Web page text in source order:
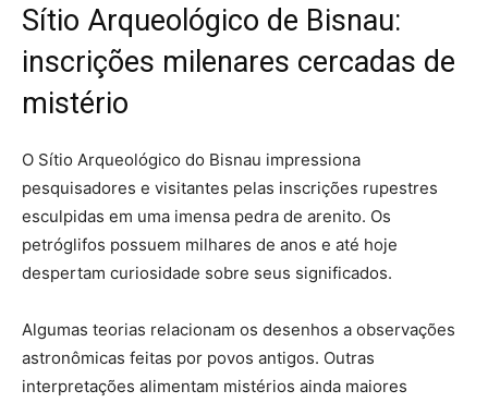
Sítio Arqueológico de Bisnau:
inscrições milenares cercadas de
mistério
O Sítio Arqueológico do Bisnau impressiona
pesquisadores e visitantes pelas inscrições rupestres
esculpidas em uma imensa pedra de arenito. Os
petróglifos possuem milhares de anos e até hoje
despertam curiosidade sobre seus significados.
Algumas teorias relacionam os desenhos a observações
astronômicas feitas por povos antigos. Outras
interpretações alimentam mistérios ainda maiores